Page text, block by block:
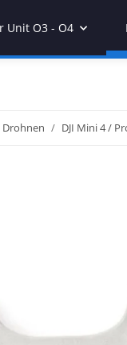
Unit O3 - O4
Drohnen DJI Mini 4 /